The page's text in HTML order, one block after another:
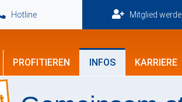
Hotline Mitglied
PROFITIEREN INFOS KARRIERE